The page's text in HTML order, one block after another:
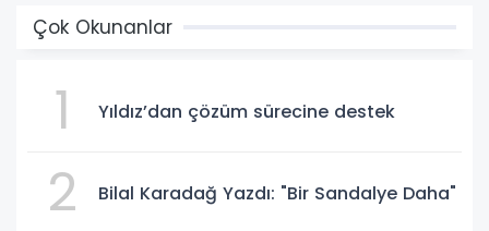
Çok Okunanlar
1 Yıldız’dan çözüm sürecine destek
2 Bilal Karadağ Yazdı: "Bir Sandalye Daha"